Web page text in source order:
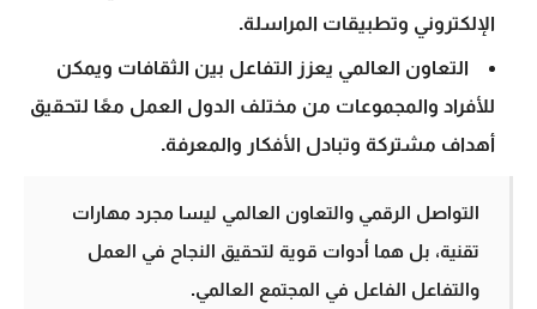
الإلكتروني وتطبيقات المراسلة.
التعاون العالمي يعزز التفاعل بين الثقافات ويمكن
للأفراد والمجموعات من مختلف الدول العمل معًا لتحقيق
أهداف مشتركة وتبادل الأفكار والمعرفة.
التواصل الرقمي والتعاون العالمي ليسا مجرد مهارات
تقنية، بل هما أدوات قوية لتحقيق النجاح في العمل
والتفاعل الفاعل في المجتمع العالمي.